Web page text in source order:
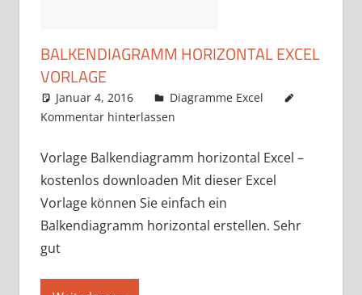
BALKENDIAGRAMM HORIZONTAL EXCEL
VORLAGE
Januar 4, 2016 k-o-v
Diagramme Excel
Kommentar hinterlassen
Vorlage Balkendiagramm horizontal Excel –
kostenlos downloaden Mit dieser Excel
Vorlage können Sie einfach ein
Balkendiagramm horizontal erstellen. Sehr
gut